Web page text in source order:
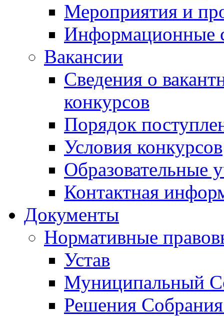
Мероприятия и
Информационные
Вакансии
Сведения о
конкурсов
Порядок
Условия конкурсов
Образовательные
Контактная
Документы
Нормативные
Устав
Муниципальный
Решения